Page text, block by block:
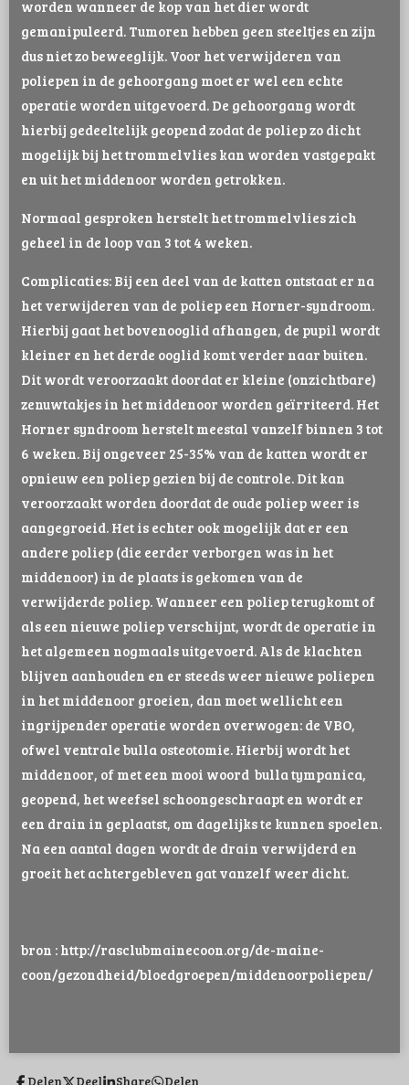
worden wanneer de kop van het dier wordt
gemanipuleerd. Tumoren hebben geen steeltjes en zijn
dus niet zo beweeglijk. Voor het verwijderen van
poliepen in de gehoorgang moet er wel een echte
operatie worden uitgevoerd. De gehoorgang wordt
hierbij gedeeltelijk geopend zodat de poliep zo dicht
mogelijk bij het trommelvlies kan worden vastgepakt
en uit het middenoor worden getrokken.
Normaal gesproken herstelt het trommelvlies zich
geheel in de loop van 3 tot 4 weken.
Complicaties: Bij een deel van de katten ontstaat er na
het verwijderen van de poliep een Horner-syndroom.
Hierbij gaat het bovenooglid afhangen, de pupil wordt
kleiner en het derde ooglid komt verder naar buiten.
Dit wordt veroorzaakt doordat er kleine (onzichtbare)
zenuwtakjes in het middenoor worden geïrriteerd. Het
Horner syndroom herstelt meestal vanzelf binnen 3 tot
6 weken. Bij ongeveer 25-35% van de katten wordt er
opnieuw een poliep gezien bij de controle. Dit kan
veroorzaakt worden doordat de oude poliep weer is
aangegroeid. Het is echter ook mogelijk dat er een
andere poliep (die eerder verborgen was in het
middenoor) in de plaats is gekomen van de
verwijderde poliep. Wanneer een poliep terugkomt of
als een nieuwe poliep verschijnt, wordt de operatie in
het algemeen nogmaals uitgevoerd. Als de klachten
blijven aanhouden en er steeds weer nieuwe poliepen
in het middenoor groeien, dan moet wellicht een
ingrijpender operatie worden overwogen: de VBO,
ofwel ventrale bulla osteotomie. Hierbij wordt het
middenoor, of met een mooi woord bulla tympanica,
geopend, het weefsel schoongeschraapt en wordt er
een drain in geplaatst, om dagelijks te kunnen spoelen.
Na een aantal dagen wordt de drain verwijderd en
groeit het achtergebleven gat vanzelf weer dicht.
bron : http://rasclubmainecoon.org/de-maine-
coon/gezondheid/bloedgroepen/middenoorpoliepen/
Delen Deel Share Delen